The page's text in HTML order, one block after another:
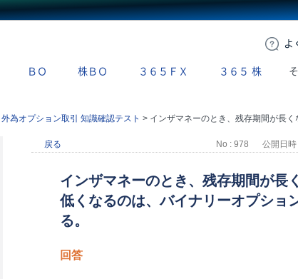
よ
ＢＯ 株ＢＯ ３６５ＦＸ ３６５ 株
外為オプション取引 知識確認テスト > インザマネーのとき、残存期間が長くなるほどバイナリーオプション価格は低くなるのは、バイナリーオプシ
戻る No : 978 公開日
インザマネーのとき、残存期間が長
低くなるのは、バイナリーオプショ
る。
回答